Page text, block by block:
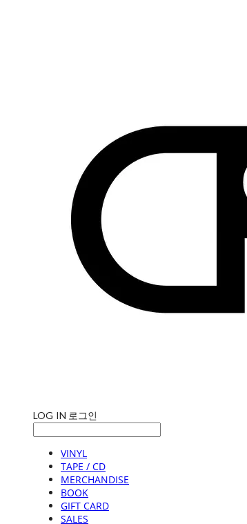
LOG IN 로그인
VINYL
TAPE / CD
MERCHANDISE
BOOK
GIFT CARD
SALES